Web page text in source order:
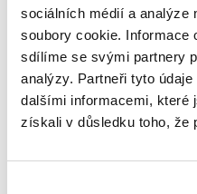
sociálních médií a analýze
soubory cookie. Informace
sdílíme se svými partnery
analýzy. Partneři tyto
dalšími informacemi, které
získali v důsledku toho, že